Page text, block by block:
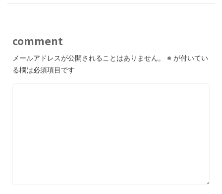
comment
メールアドレスが公開されることはありません。 ※ が付いてい
る欄は必須項目です